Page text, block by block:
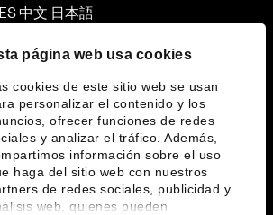
página web usa cookies
cookies de este sitio web se usan
personalizar el contenido y los
ofrecer funciones de redes
y analizar el tráfico. Además,
información sobre el uso
haga del sitio web con nuestros
de redes sociales, publicidad y
web, quienes pueden
ES▪中文▪ 日本語